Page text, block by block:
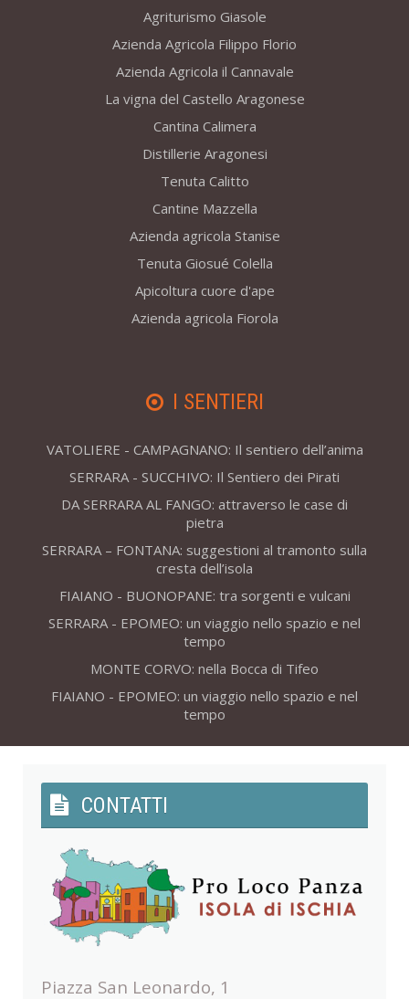
Agriturismo Giasole
Azienda Agricola Filippo Florio
Azienda Agricola il Cannavale
La vigna del Castello Aragonese
Cantina Calimera
Distillerie Aragonesi
Tenuta Calitto
Cantine Mazzella
Azienda agricola Stanise
Tenuta Giosué Colella
Apicoltura cuore d'ape
Azienda agricola Fiorola
I SENTIERI
VATOLIERE - CAMPAGNANO: Il sentiero dell’anima
SERRARA - SUCCHIVO: Il Sentiero dei Pirati
DA SERRARA AL FANGO: attraverso le case di
pietra
SERRARA – FONTANA: suggestioni al tramonto sulla
cresta dell’isola
FIAIANO - BUONOPANE: tra sorgenti e vulcani
SERRARA - EPOMEO: un viaggio nello spazio e nel
tempo
MONTE CORVO: nella Bocca di Tifeo
FIAIANO - EPOMEO: un viaggio nello spazio e nel
tempo
CONTATTI
Piazza San Leonardo, 1